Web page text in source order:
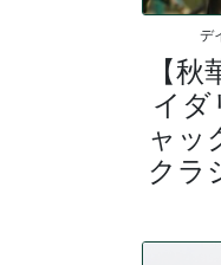
デ
【
イダ
ャッ
クラ